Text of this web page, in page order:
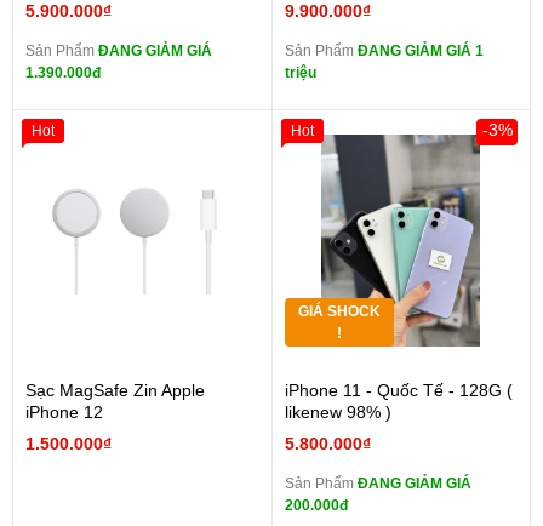
5.900.000₫
Sản Phẩm ĐANG GIẢM GIÁ
1.390.000đ
9.900.000₫
Sản Phẩm ĐANG GIẢM GIÁ 1
triệu
Sạc MagSafe Zin Apple
iPhone 12
1.500.000₫
Hot
GIÁ SHOCK
!
iPhone 11 - Quốc Tế - 128G (
likenew 98% )
5.800.000₫
-3%
Sản Phẩm ĐANG GIẢM GIÁ
200.000đ
Hot